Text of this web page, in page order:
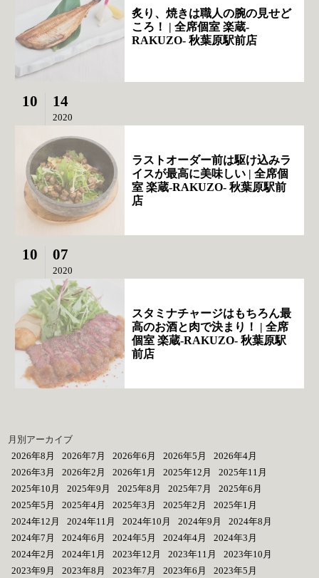
炙り、焼きは職人の腕の見せど
ころ！ | 全席個室 楽蔵‐
RAKUZO‐ 秋葉原駅前店
10 14
2020
ラストオーダー前は駆け込みラ
イスが最高に美味しい | 全席個
室 楽蔵‐RAKUZO‐ 秋葉原駅前
店
10 07
2020
スタミナチャージはもちろん最
高のお酒と肉で決まり！ | 全席
個室 楽蔵‐RAKUZO‐ 秋葉原駅
前店
月別アーカイブ
2026年8月
2026年7月 2026年6月 2026年5月
2026年4月
2026年3月
2026年2月 2026年1月 2025年12月
2025年11月
2025年10月
2025年9月 2025年8月 2025年7月
2025年6月
2025年5月
2025年4月 2025年3月 2025年2月
2025年1月
2024年12月
2024年11月 2024年10月 2024年9月
2024年8月
2024年7月
2024年6月 2024年5月 2024年4月
2024年3月
2024年2月
2024年1月 2023年12月 2023年11月
2023年10月
2023年9月
2023年8月 2023年7月 2023年6月
2023年5月